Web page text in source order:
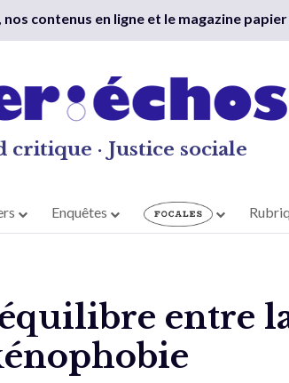
contenus en ligne et le magazine
critique · Justice sociale
Enquêtes
entre